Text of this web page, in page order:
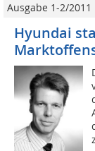
Ausgabe 1-2/2011
Hyundai